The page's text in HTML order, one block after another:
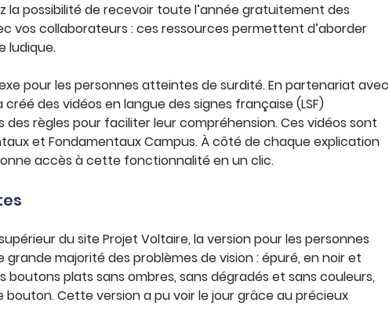
la possibilité de recevoir toute l’année gratuitement des
vos collaborateurs : ces ressources permettent d’aborder
ludique.
pour les personnes atteintes de surdité. En partenariat avec
des vidéos en langue des signes française (LSF)
règles pour faciliter leur compréhension. Ces vidéos sont
et Fondamentaux Campus. À côté de chaque explication
accès à cette fonctionnalité en un clic.
du site Projet Voltaire, la version pour les personnes
majorité des problèmes de vision : épuré, en noir et
boutons plats sans ombres, sans dégradés et sans couleurs,
Cette version a pu voir le jour grâce au précieux